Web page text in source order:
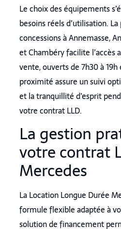
Le choix des équipements
besoins réels d’utilisation.
concessions à Annemasse,
et Chambéry facilite l’accès
vente, ouverts de 7h30 à
proximité assure un suivi
et la tranquillité d’esprit
votre contrat LLD.
La gestion
votre contrat
Mercedes
La Location Longue Durée
formule flexible adaptée à
solution de financement